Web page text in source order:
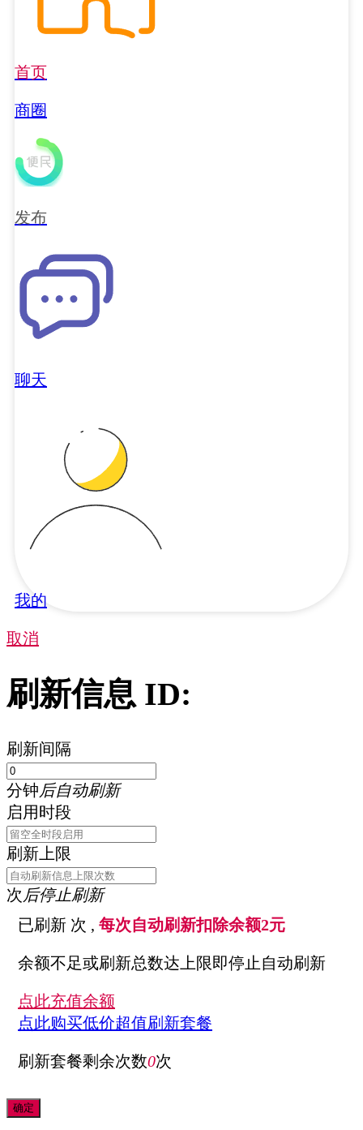
首页
商圈
发布
聊天
我的
取消
刷新信息 ID:
刷新间隔
分钟后自动刷新
启用时段
刷新上限
次 后停止刷新
已刷新 次 , 每次自动刷新扣除余额2元
余额不足或刷新总数达上限即停止自动刷新
点此充值余额
点此购买低价超值刷新套餐
刷新套餐剩余次数0次